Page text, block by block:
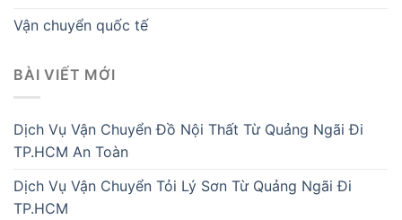
Vận chuyển quốc tế
BÀI VIẾT MỚI
Dịch Vụ Vận Chuyển Đồ Nội Thất Từ Quảng Ngãi Đi
TP.HCM An Toàn
Dịch Vụ Vận Chuyển Tỏi Lý Sơn Từ Quảng Ngãi Đi
TP.HCM